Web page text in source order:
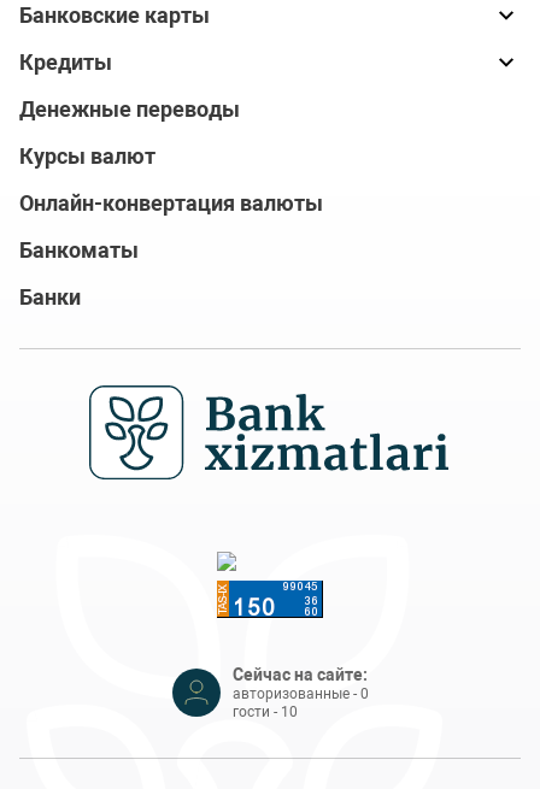
Банковские карты
Кредиты
Денежные переводы
Курсы валют
Онлайн-конвертация валюты
Банкоматы
Банки
Сейчас на сайте:
авторизованные - 0
гости - 10